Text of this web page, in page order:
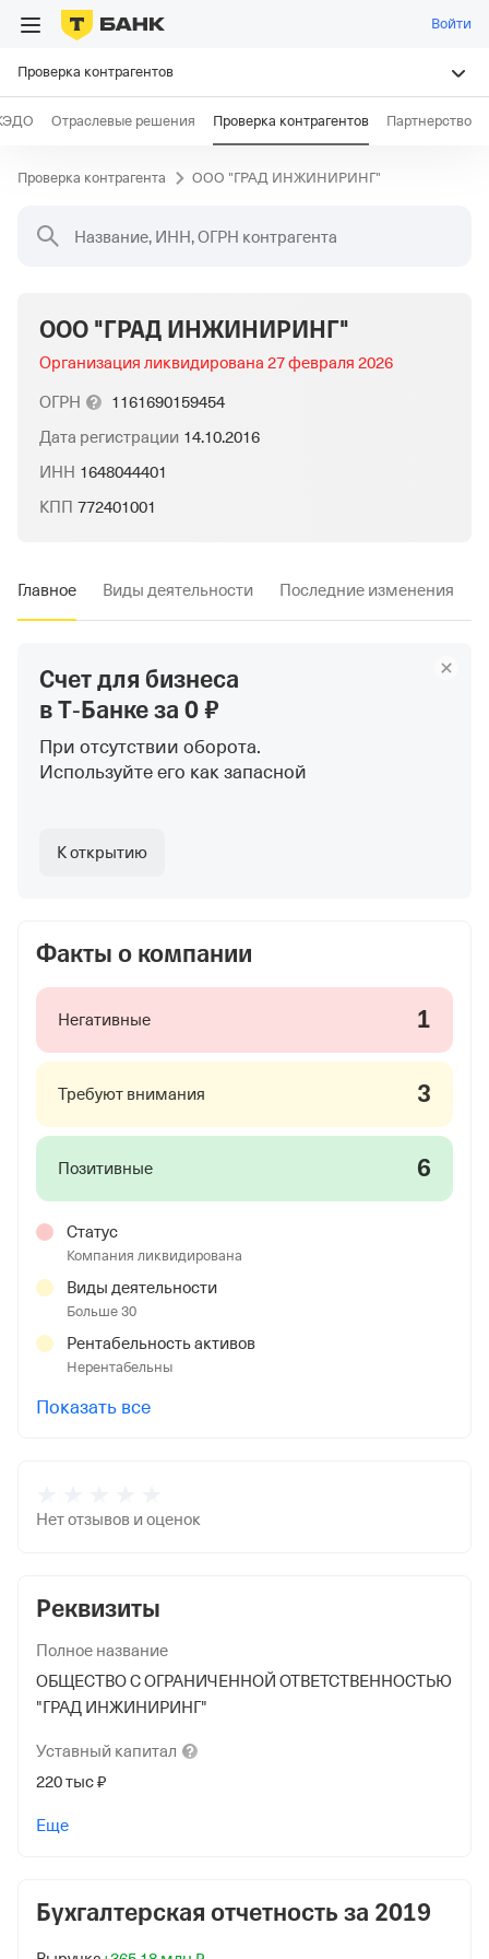
Войти
Проверка контрагентов
Отраслевые решения Проверка контрагентов Партнерство
Проверка контрагента ООО "ГРАД ИНЖИНИРИНГ"
Название, ИНН, ОГРН контрагента
ООО "ГРАД ИНЖИНИРИНГ"
Организация ликвидирована 27 февраля 2026
ОГРН
1161690159454
Дата регистрации 14.10.2016
ИНН 1648044401
КПП 772401001
Главное Виды деятельности Последние изменения
Реквизиты
Полное название
ОБЩЕСТВО С ОГРАНИЧЕННОЙ ОТВЕТСТВЕННОСТЬЮ
"ГРАД ИНЖИНИРИНГ"
Уставный капитал
220 тыс ₽
ОБЩЕСТВО С ОГРАНИЧЕННОЙ ОТВЕТСТВЕННОСТЬЮ
Еще
Бухгалтерская отчетность за 2019
Счет для бизнеса
в Т‑Банкеза 0 ₽
При отсутствии оборота.
Используйте его как запасной
К открытию
Факты о компании
Негативные 1
Требуют внимания 3
Позитивные 6
Статус
Компания ликвидирована
Виды деятельности
Больше 30
Рентабельность активов
Нерентабельны
Показать все
Нет отзывов и оценок